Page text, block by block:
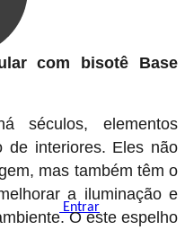
Entrar
com bisotê Base
séculos, elementos
de interiores. Eles não
mas também têm o
a iluminação e
O este espelho